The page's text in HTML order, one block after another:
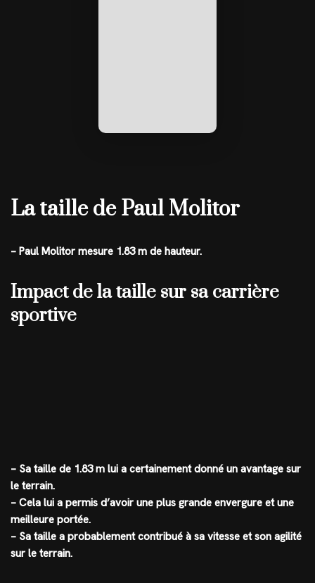
La taille de Paul Molitor
– Paul Molitor mesure 1.83 m de hauteur.
Impact de la taille sur sa carrière
sportive
– Sa taille de 1.83 m lui a certainement donné un avantage sur
le terrain.
– Cela lui a permis d’avoir une plus grande envergure et une
meilleure portée.
– Sa taille a probablement contribué à sa vitesse et son agilité
sur le terrain.